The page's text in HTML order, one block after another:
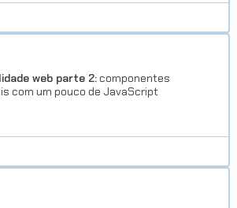
com OWASP
web parte 2: componentes
com um pouco de JavaScript